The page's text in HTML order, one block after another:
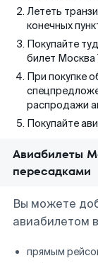
Лететь
конечных
Покупайте
билет Москва
При покупке
распродажи
Покупайте
Авиабилеты
пересадками
Вы можете
авиабилетом
прямым